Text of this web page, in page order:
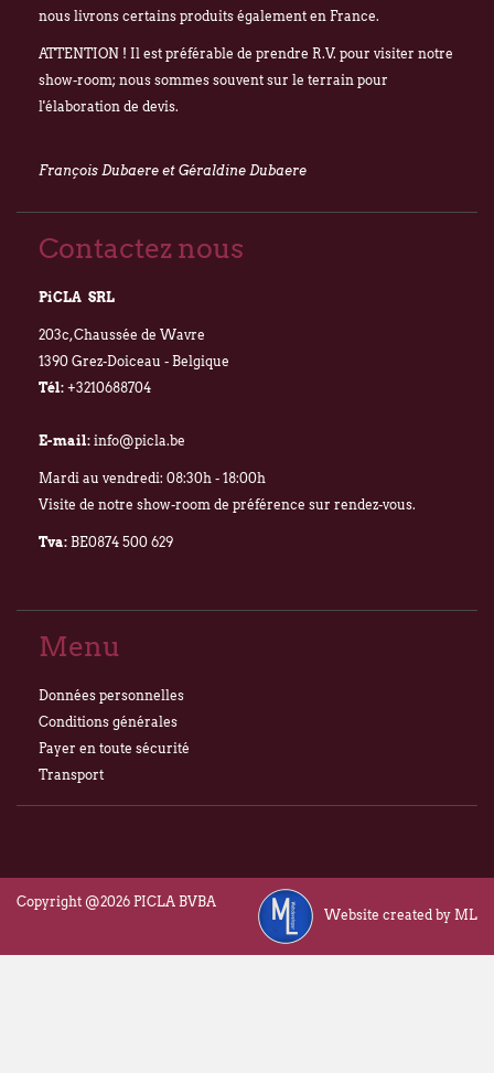
nous livrons certains produits également en France.
ATTENTION ! Il est préférable de prendre R.V. pour visiter notre
show-room; nous sommes souvent sur le terrain pour
l'élaboration de devis.
François Dubaere et Géraldine Dubaere
Contactez nous
PiCLA SRL
203c, Chaussée de Wavre
1390 Grez-Doiceau - Belgique
Tél: +3210688704
E-mail: info@picla.be
Mardi au vendredi: 08:30h - 18:00h
Visite de notre show-room de préférence sur rendez-vous.
Tva: BE0874 500 629
Menu
Données personnelles
Conditions générales
Payer en toute sécurité
Transport
Copyright @2026 PICLA BVBA
Website created by ML